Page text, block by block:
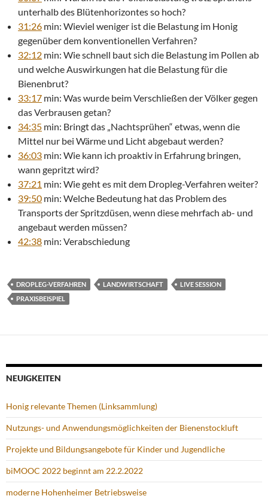
unterhalb des Blütenhorizontes so hoch?
31:26 min: Wieviel weniger ist die Belastung im Honig
gegenüber dem konventionellen Verfahren?
32:12 min: Wie schnell baut sich die Belastung im Pollen ab
und welche Auswirkungen hat die Belastung für die
Bienenbrut?
33:17 min: Was wurde beim Verschließen der Völker gegen
das Verbrausen getan?
34:35 min: Bringt das „Nachtsprühen“ etwas, wenn die
Mittel nur bei Wärme und Licht abgebaut werden?
36:03 min: Wie kann ich proaktiv in Erfahrung bringen,
wann gepritzt wird?
37:21 min: Wie geht es mit dem Dropleg-Verfahren weiter?
39:50 min: Welche Bedeutung hat das Problem des
Transports der Spritzdüsen, wenn diese mehrfach ab- und
angebaut werden müssen?
42:38 min: Verabschiedung
DROPLEG-VERFAHREN LANDWIRTSCHAFT
LIVE SESSION
PRAXISBEISPIEL
NEUIGKEITEN
Honig relevante Themen (Linksammlung)
Nutzungs- und Anwendungsmöglichkeiten der Bienenstockluft
Projekte und Bildungsangebote für Kinder und Jugendliche
biMOOC 2022 beginnt am 22.2.2022
moderne Hohenheimer Betriebsweise